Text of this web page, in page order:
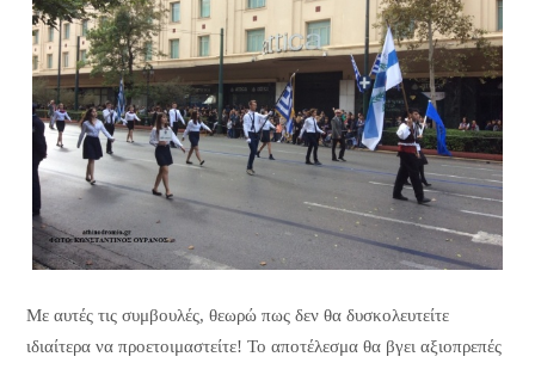
Με αυτές τις συμβουλές, θεωρώ πως δεν θα δυσκολευτείτε
ιδιαίτερα να προετοιμαστείτε! Το αποτέλεσμα θα βγει αξιοπρεπές